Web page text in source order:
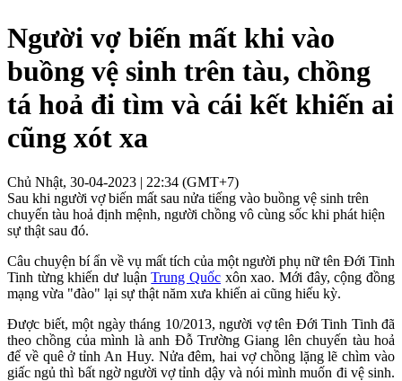
Người vợ biến mất khi vào
buồng vệ sinh trên tàu, chồng
tá hoả đi tìm và cái kết khiến ai
cũng xót xa
Chủ Nhật, 30-04-2023 | 22:34 (GMT+7)
Sau khi người vợ biến mất sau nửa tiếng vào buồng vệ sinh trên
chuyến tàu hoả định mệnh, người chồng vô cùng sốc khi phát hiện
sự thật sau đó.
Câu chuyện bí ẩn về vụ mất tích của một người phụ nữ tên Đới Tinh
Tinh từng khiến dư luậnTrung Quốc xôn xao. Mới đây, cộng đồng
mạng vừa "đào" lại sự thật năm xưa khiến ai cũng hiếu kỳ.
Được biết, một ngày tháng 10/2013, người vợ tên Đới Tinh Tinh đã
theo chồng của mình là anh Đỗ Trường Giang lên chuyến tàu hoả
để về quê ở tỉnh An Huy. Nửa đêm, hai vợ chồng lặng lẽ chìm vào
giấc ngủ thì bất ngờ người vợ tỉnh dậy và nói mình muốn đi vệ sinh.